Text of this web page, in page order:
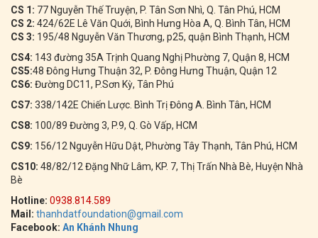
CS 1: 77 Nguyễn Thế Truyện, P. Tân Sơn Nhì, Q. Tân Phú, HCM
CS 2: 424/62E Lê Văn Quới, Bình Hưng Hòa A, Q. Bình Tân, HCM
CS 3: 195/48 Nguyễn Văn Thương, p25, quận Bình Thạnh, HCM
CS4: 143 đường 35A Trịnh Quang Nghị Phường 7, Quận 8, HCM
CS5:48 Đông Hưng Thuận 32, P. Đông Hưng Thuận, Quận 12
CS6: Đường DC11, P.Sơn Kỳ, Tân Phú
CS7: 338/142E Chiến Lược. Bình Trị Đông A. Bình Tân, HCM
CS8: 100/89 Đường 3, P.9, Q. Gò Vấp, HCM
CS9: 156/12 Nguyễn Hữu Dật, Phường Tây Thạnh, Tân Phú, HCM
CS10: 48/82/12 Đặng Nhữ Lâm, KP. 7, Thị Trấn Nhà Bè, Huyện Nhà
Bè
Hotline: 0938.814.589
Mail: thanhdatfoundation@gmail.com
Facebook: An Khánh Nhung